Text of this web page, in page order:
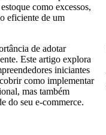
como excessos,
eficiente de um
de adotar
Este artigo explora
iniciantes
como implementar
mas também
do seu e-commerce.